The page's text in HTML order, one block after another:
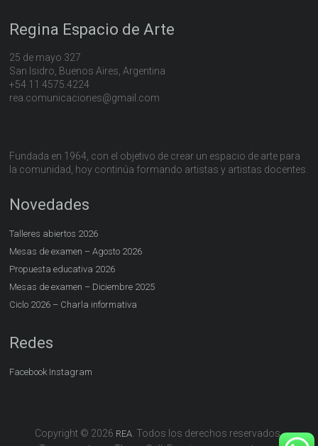
Regina Espacio de Arte
25 de mayo 327
San Isidro, Buenos Aires, Argentina
+54 11 4575.4224
rea.comunicaciones@gmail.com
Fundada en 1964, con el objetivo de crear un espacio de arte para
la comunidad, hoy continúa formando artistas y artistas docentes.
Novedades
Talleres abiertos 2026
Mesas de examen – Agosto 2026
Propuesta educativa 2026
Mesas de examen – Diciembre 2025
Ciclo 2026 – Charla informativa
Redes
Facebook Instagram
Copyright © 2026 REA . Todos los derechos reservados.